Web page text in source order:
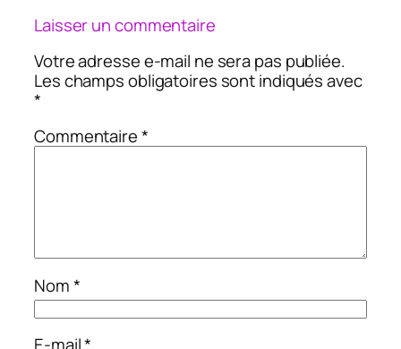
Laisser un commentaire
Votre adresse e-mail ne sera pas publiée.
Les champs obligatoires sont indiqués avec
*
Commentaire*
Nom*